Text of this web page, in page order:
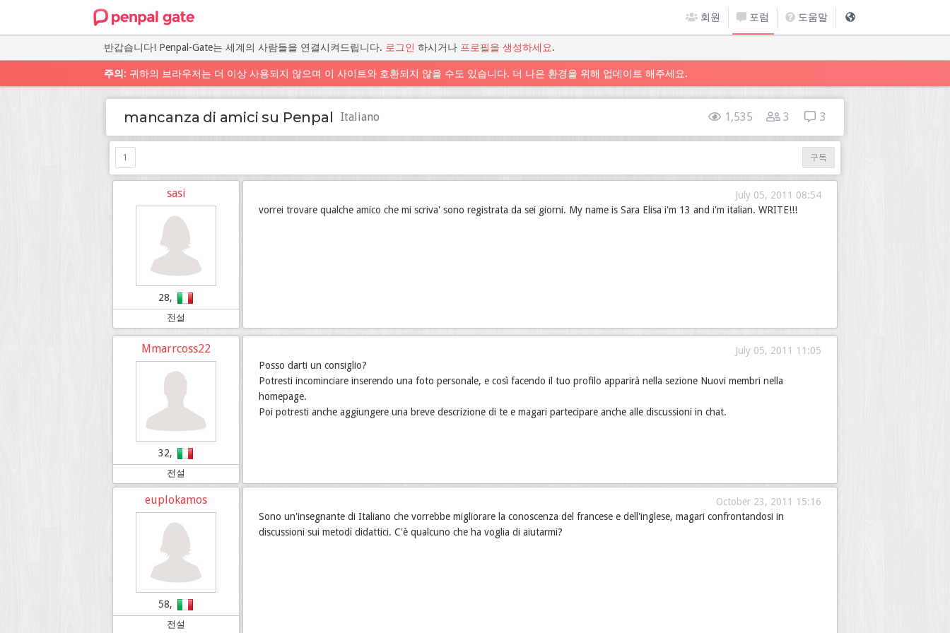
회원 포럼 도움말
반갑습니다! Penpal-Gate는 세계의 사람들을 연결시켜드립니다. 로그인 하시거나 프로필을 생성하세요.
주의 : 귀하의 브라우저는 더 이상 사용되지 않으며 이 사이트와 호환되지 않을 수도 있습니다. 더 나은 환경을 위해 업데이트 해주세요.
mancanza di amici su Penpal Italiano 1,535 3 3
구독
1
sasi
28,
전설
July 05, 2011 08:54
vorrei trovare qualche amico che mi scriva' sono registrata da sei giorni. My name is Sara Elisa i'm 13 and i'm italian. WRITE!!!
Mmarrcoss22
32,
전설
July 05, 2011 11:05
Posso darti un consiglio?
Potresti incominciare inserendo una foto personale, e così facendo il tuo profilo apparirà nella sezione Nuovi membri nella
homepage.
Poi potresti anche aggiungere una breve descrizione di te e magari partecipare anche alle discussioni in chat.
euplokamos
58,
전설
October 23, 2011 15:16
Sono un'insegnante di Italiano che vorrebbe migliorare la conoscenza del francese e dell'inglese, magari confrontandosi in
discussioni sui metodi didattici. C'è qualcuno che ha voglia di aiutarmi?